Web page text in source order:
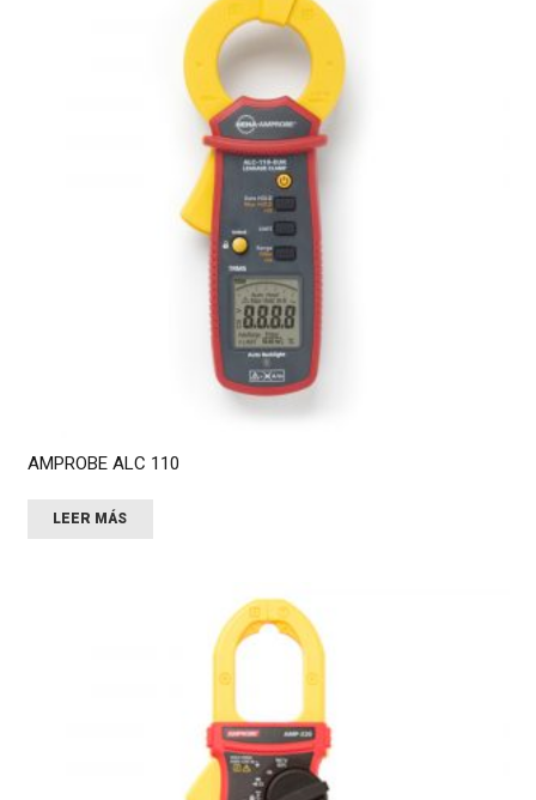
AMPROBE ALC 110
LEER MÁS